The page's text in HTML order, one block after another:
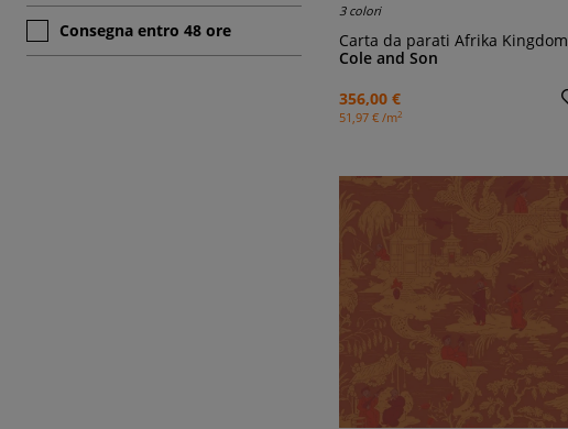
Consegna entro 48 ore
3 colori
Carta da parati Afrika Kingdom
Cole and Son
356,00 €
51,97 € /m2